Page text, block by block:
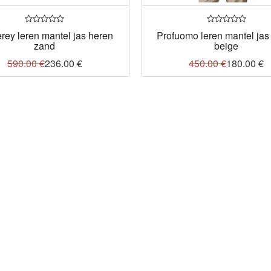
leren mantel jas heren
zand
590.00€236.00 €
Profuomo leren mantel
beige
450.00€180.00 €